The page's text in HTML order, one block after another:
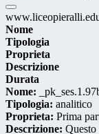
Nome
Tipologia
Proprieta
Descrizione
Durata
Nome:
Tipologia: analitico
Proprieta: Prima
Descrizione: Questo